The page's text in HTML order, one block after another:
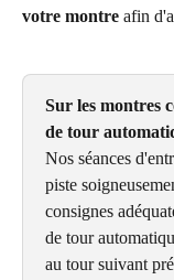
votre montre afin
Sur les montres
de tour
Nos séances
piste
consignes
de tour
au tour suivant